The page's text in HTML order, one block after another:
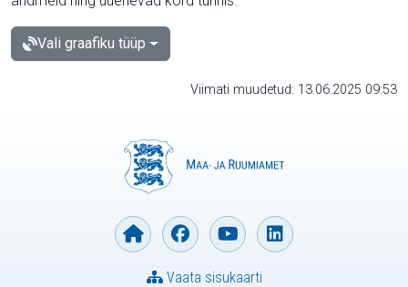
Vali graafiku tüüp
Viimati muudetud: 13.06.2025 09:53
Vaata sisukaarti